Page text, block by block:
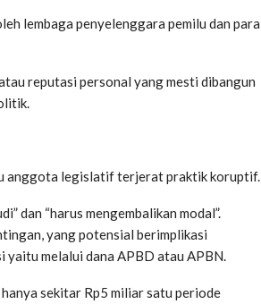
lembaga penyelenggara pemilu dan para
reputasi personal yang mesti dibangun
anggota legislatif terjerat praktik koruptif.
dan “harus mengembalikan modal”.
yang potensial berimplikasi
yaitu melalui dana APBD atau APBN.
sekitar Rp5 miliar satu periode